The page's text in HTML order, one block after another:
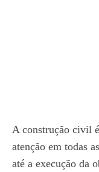
A construção civil
atenção em todas
até a execução da